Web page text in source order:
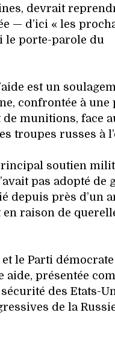
devrait
— d’ici « les
le porte-parole du
est un
confrontée à une
munitions, face
troupes russes à
soutien
pas adopté de
depuis près d’un
raison de
le Parti
aide, présentée
des Etats-
de la